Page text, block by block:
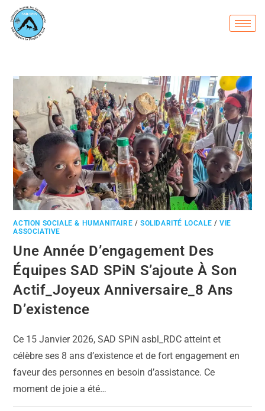
ACTION SOCIALE & HUMANITAIRE /SOLIDARITÉ LOCALE /VIE
ASSOCIATIVE
Une Année D’engagement Des
Équipes SAD SPiN S’ajoute À Son
Actif_Joyeux Anniversaire_8 Ans
D’existence
Ce 15 Janvier 2026, SAD SPiN asbl_RDC atteint et
célèbre ses 8 ans d’existence et de fort engagement en
faveur des personnes en besoin d’assistance. Ce
moment de joie a été…